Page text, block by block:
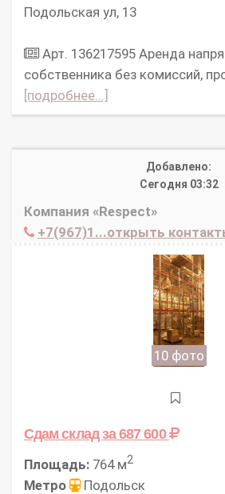
Подольская ул, 13
Арт. 136217595 Аpeнда
cобcтвенникa без комисcий,
[подробнее...]
Добавлено:
Сегодня 03:32
Компания «Respect»
+7(967)1...открыть
10 фото
Сдам складза 687 600
Площадь: 764 м2
Метро
Подольск